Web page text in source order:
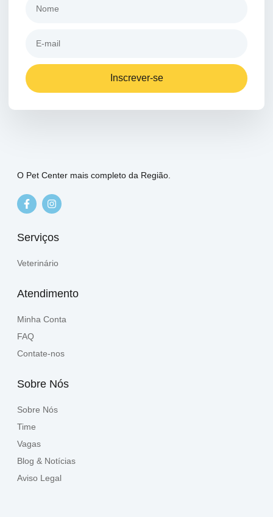
Inscrever-se
O Pet Center mais completo da Região.
Serviços
Veterinário
Atendimento
Minha Conta
FAQ
Contate-nos
Sobre Nós
Sobre Nós
Time
Vagas
Blog & Notícias
Aviso Legal